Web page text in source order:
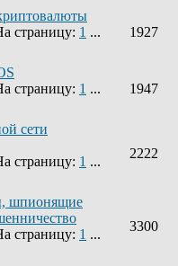
страницу: 1 ...
1927
страницу: 1 ...
1947
сети
страницу: 1 ...
2222
шпионящие
страницу: 1 ...
3300